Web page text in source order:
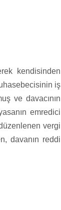
kendisinden
iş
ve davacının
emredici
vergi
davanın reddi